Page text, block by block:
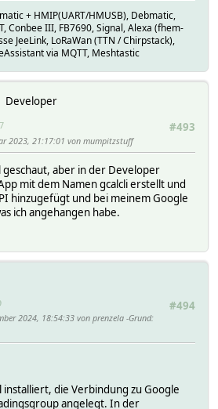
+ HMIP(UART/HMUSB), Debmatic,
Conbee III, FB7690, Signal, Alexa (fhem-
JeeLink, LoRaWan (TTN / Chirpstack),
via MQTT, Meshtastic
Developer
#493
2023, 21:17:01 von mumpitzstuff
geschaut, aber in der Developer
mit dem Namen gcalcli erstellt und
hinzugefügt und bei meinem Google
ich angehangen habe.
#494
2024, 18:54:33 von prenzela Grund:
installiert, die Verbindung zu Google
angelegt. In der